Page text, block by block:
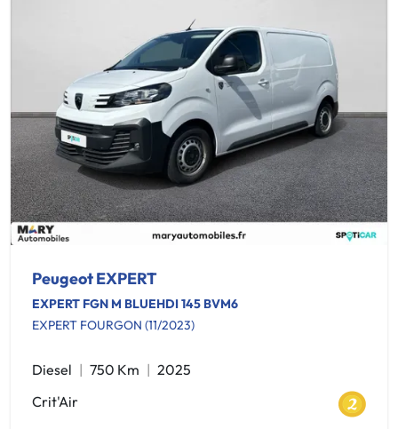
Peugeot EXPERT
EXPERT FGN M BLUEHDI 145 BVM6
EXPERT FOURGON (11/2023)
Diesel 750 Km
2025
Crit'Air